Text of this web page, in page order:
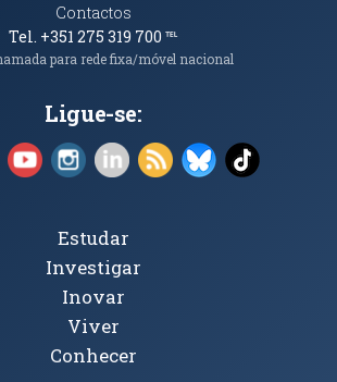
Contactos
Tel. +351 275 319 700℡
para rede fixa/móvel nacional
Ligue-se:
(abre em nova janela)
(abre em nova janela)
YouTube (abre em nova janela)
Instagram (abre em nova janela)
LinkedIn (abre em nova
RSS (abre em nova
Bluesky (abre
TikTok
Estudar
Investigar
Inovar
Viver
Conhecer